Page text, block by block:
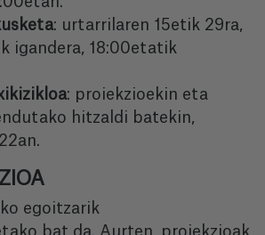
: urtarrilaren 15etik 29ra,
igandera, 18:00etatik
: proiekzioekin eta
hitzaldi batekin,
egoitzarik
bat da. Aurten, proiekzioak